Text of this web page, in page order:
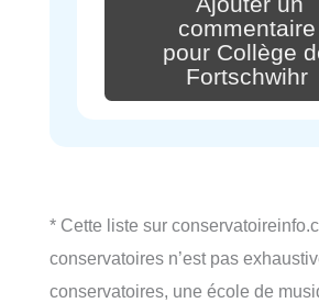
commentaire
pour Collège
Fortschwihr
* Cette liste sur
conservatoires n’est pas
conservatoires, une école de